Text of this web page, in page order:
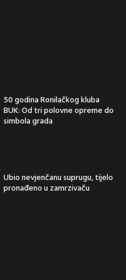
50 godina Ronilačkog kluba
BUK: Od tri polovne opreme do
simbola grada
Ubio nevjenčanu suprugu, tijelo
pronađeno u zamrzivaču